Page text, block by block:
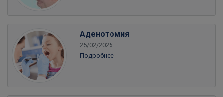
Аденотомия
25/02/2025
Подробнее